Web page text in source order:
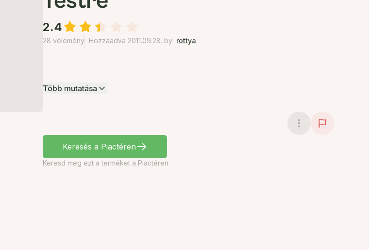
2.4
28 vélemény Hozzáadva 2011.09.28. by rottya
Több mutatása
Keresés a Piactéren
Keresd meg ezt a terméket a Piactéren